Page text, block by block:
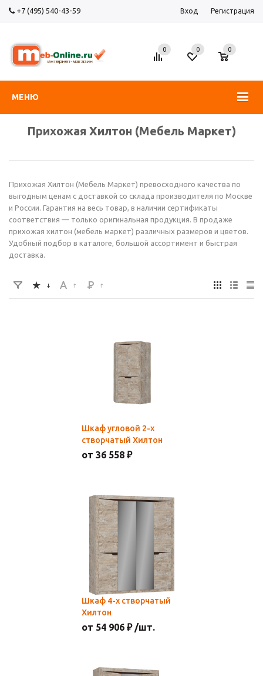
+7 (495) 540-43-59 Вход Регистрация
МЕНЮ
0 0
0
Прихожая Хилтон (Мебель Маркет)
Прихожая Хилтон (Мебель Маркет) превосходного качества по
выгодным ценам с доставкой со склада производителя по Москве
и России. Гарантия на весь товар, в наличии сертификаты
соответствия — только оригинальная продукция. В продаже
прихожая хилтон (мебель маркет) различных размеров и цветов.
Удобный подбор в каталоге, большой ассортимент и быстрая
доставка.
Шкаф угловой 2-х
створчатый Хилтон
от 36 558 ₽
Шкаф 4-х створчатый
Хилтон
от 54 906 ₽ /шт.